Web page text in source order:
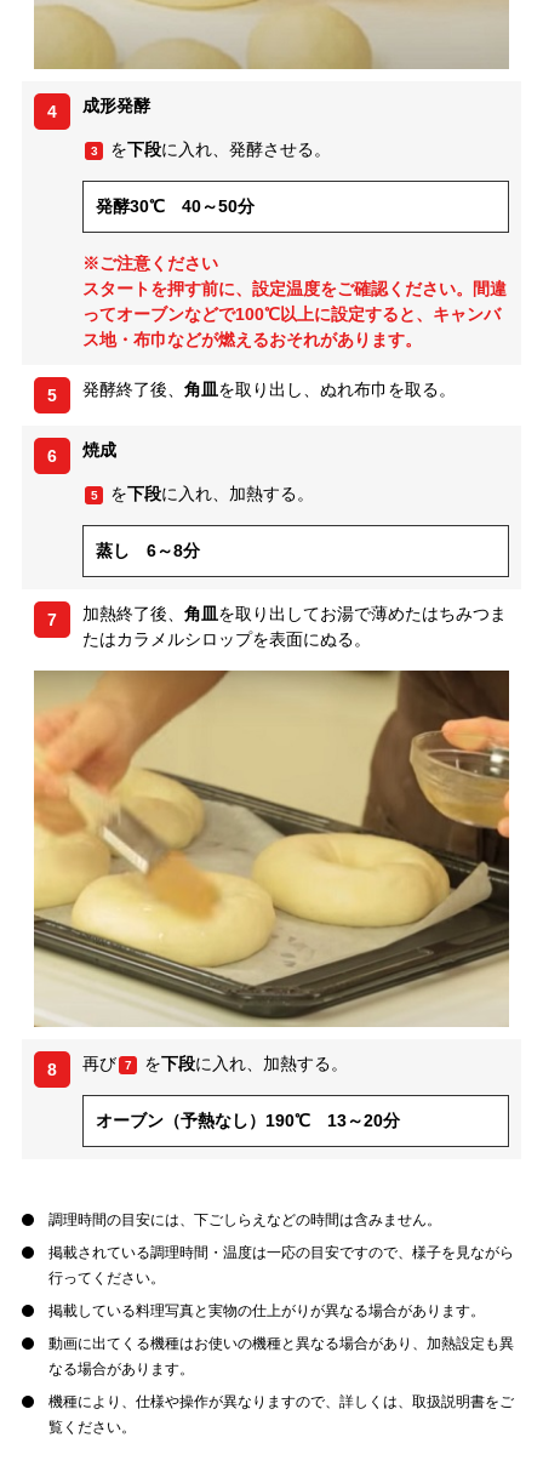
4 成形発酵
3 を下段に入れ、発酵させる。
発酵30℃ 40～50分
※ご注意ください
スタートを押す前に、設定温度をご確認ください。間違
ってオーブンなどで100℃以上に設定すると、キャンバ
ス地・布巾などが燃えるおそれがあります。
5 発酵終了後、 角皿を取り出し、ぬれ布巾を取る。
6 焼成
5 を下段に入れ、加熱する。
蒸し 6～8分
7 加熱終了後、 角皿を取り出してお湯で薄めたはちみつま
たはカラメルシロップを表面にぬる。
8 再び 7 を下段に入れ、加熱する。
オーブン（予熱なし）190℃ 13～20分
調理時間の目安には、下ごしらえなどの時間は含みません。
掲載されている調理時間・温度は一応の目安ですので、様子を見ながら
行ってください。
掲載している料理写真と実物の仕上がりが異なる場合があります。
動画に出てくる機種はお使いの機種と異なる場合があり、加熱設定も異
なる場合があります。
機種により、仕様や操作が異なりますので、詳しくは、取扱説明書をご
覧ください。